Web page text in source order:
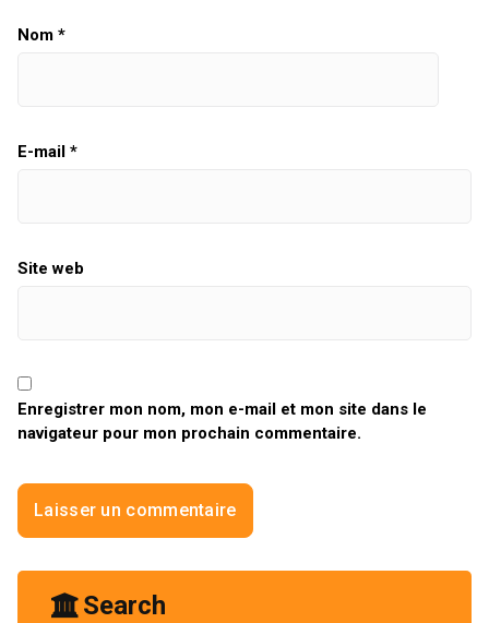
Nom *
E-mail *
Site web
Enregistrer mon nom, mon e-mail et mon site dans le
navigateur pour mon prochain commentaire.
Search